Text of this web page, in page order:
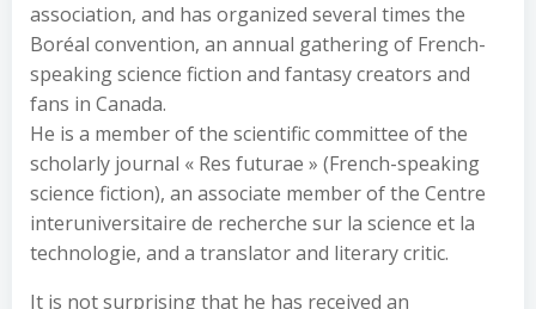
association, and has organized several times the
Boréal convention, an annual gathering of French-
speaking science fiction and fantasy creators and
fans in Canada.
He is a member of the scientific committee of the
scholarly journal « Res futurae » (French-speaking
science fiction), an associate member of the Centre
interuniversitaire de recherche sur la science et la
technologie, and a translator and literary critic.
It is not surprising that he has received an